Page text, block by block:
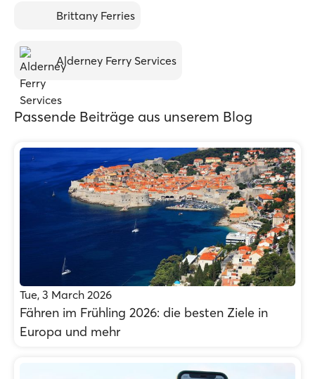
Brittany Ferries
Alderney Ferry Services
Passende Beiträge aus unserem Blog
Tue, 3 March 2026
Fähren im Frühling 2026: die besten Ziele in
Europa und mehr